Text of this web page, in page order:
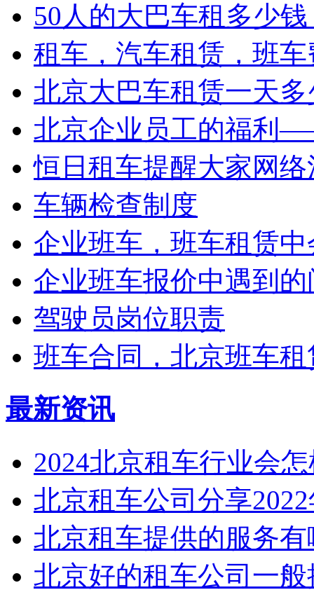
50人的大巴车租多少
租车，汽车租赁，班
北京大巴车租赁一天
北京企业员工的福利
恒日租车提醒大家网
车辆检查制度
企业班车，班车租赁
企业班车报价中遇到的
驾驶员岗位职责
班车合同，北京班车
最新资讯
2024北京租车行业会
北京租车公司分享2022
北京租车提供的服务有
北京好的租车公司一